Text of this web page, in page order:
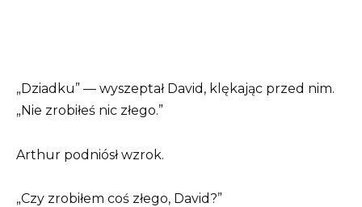
„Dziadku” — wyszeptał David, klękając przed nim.
„Nie zrobiłeś nic złego.”
Arthur podniósł wzrok.
„Czy zrobiłem coś złego, David?”